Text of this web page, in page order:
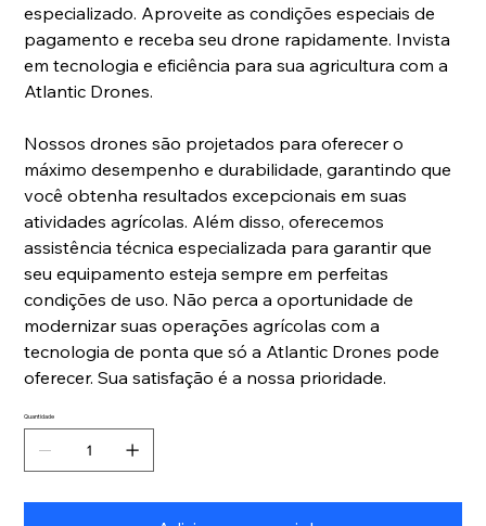
especializado. Aproveite as condições especiais de
pagamento e receba seu drone rapidamente. Invista
em tecnologia e eficiência para sua agricultura com a
Atlantic Drones.
Nossos drones são projetados para oferecer o
máximo desempenho e durabilidade, garantindo que
você obtenha resultados excepcionais em suas
atividades agrícolas. Além disso, oferecemos
assistência técnica especializada para garantir que
seu equipamento esteja sempre em perfeitas
condições de uso. Não perca a oportunidade de
modernizar suas operações agrícolas com a
tecnologia de ponta que só a Atlantic Drones pode
oferecer. Sua satisfação é a nossa prioridade.
Quantidade